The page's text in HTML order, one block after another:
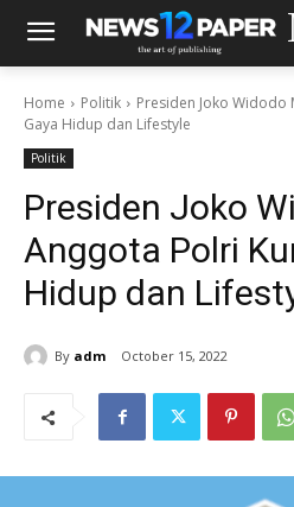
Home Politik
Presiden Joko Widodo
Gaya Hidup dan Lifestyle
Politik
Presiden Joko
Anggota Polri
Hidup dan
By adm October 15, 2022